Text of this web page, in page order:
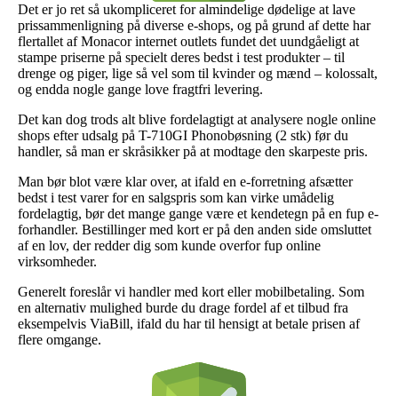
Det er jo ret så ukompliceret for almindelige dødelige at lave
prissammenligning på diverse e-shops, og på grund af dette har
flertallet af Monacor internet outlets fundet det uundgåeligt at
stampe priserne på specielt deres bedst i test produkter – til
drenge og piger, lige så vel som til kvinder og mænd – kolossalt,
og endda nogle gange love fragtfri levering.
Det kan dog trods alt blive fordelagtigt at analysere nogle online
shops efter udsalg på T-710GI Phonobøsning (2 stk) før du
handler, så man er skråsikker på at modtage den skarpeste pris.
Man bør blot være klar over, at ifald en e-forretning afsætter
bedst i test varer for en salgspris som kan virke umådelig
fordelagtig, bør det mange gange være et kendetegn på en fup e-
forhandler. Bestillinger med kort er på den anden side omsluttet
af en lov, der redder dig som kunde overfor fup online
virksomheder.
Generelt foreslår vi handler med kort eller mobilbetaling. Som
en alternativ mulighed burde du drage fordel af et tilbud fra
eksempelvis ViaBill, ifald du har til hensigt at betale prisen af
flere omgange.